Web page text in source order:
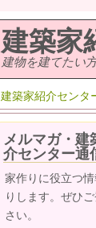
建築家
建物を建てたい
建築家紹介センタ
メルマガ・建
介センター通
家作りに役立つ
りします。ぜひ
さい。